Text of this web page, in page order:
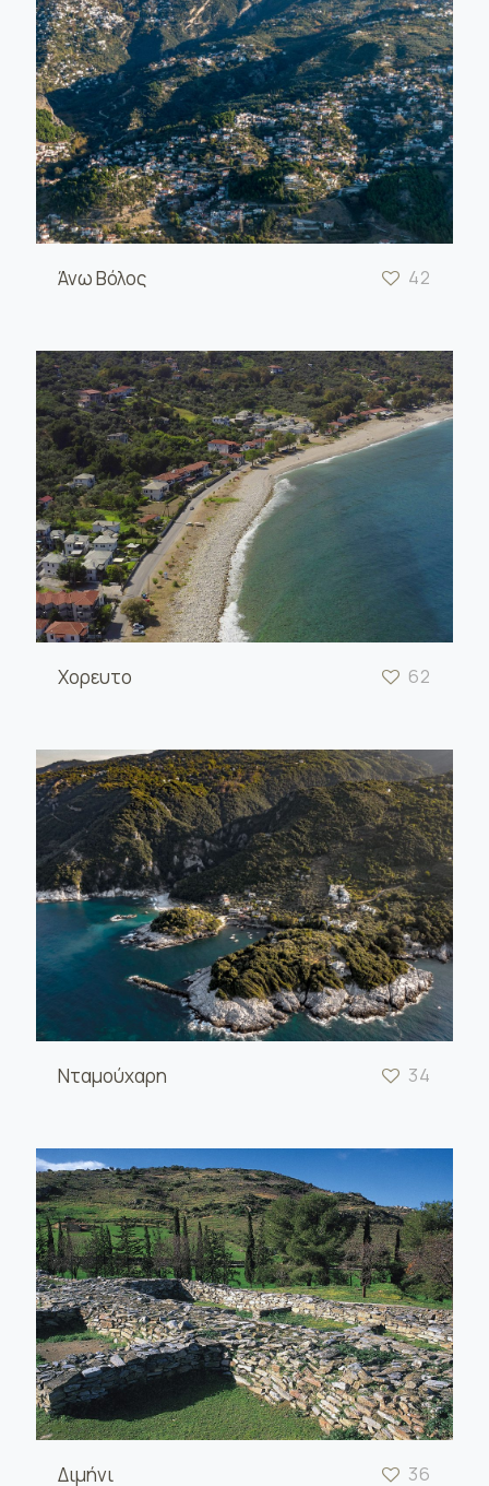
Άνω Βόλος 42
Χορευτο 62
Νταμούχαρη 34
Διμήνι 36